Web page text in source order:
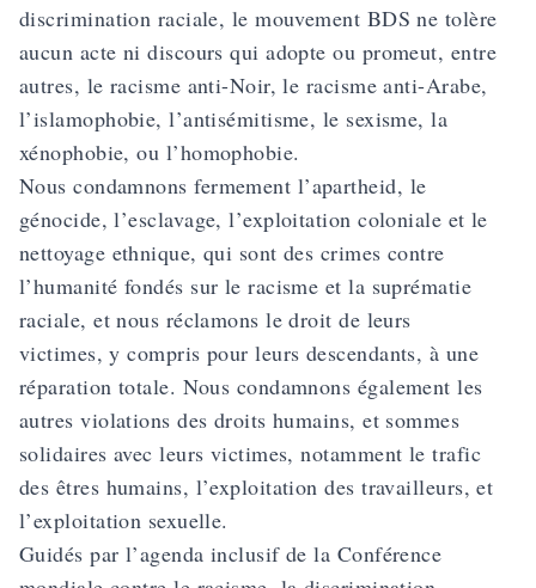
discrimination raciale, le mouvement BDS ne tolère
aucun acte ni discours qui adopte ou promeut, entre
autres, le racisme anti-Noir, le racisme anti-Arabe,
l’islamophobie, l’antisémitisme, le sexisme, la
xénophobie, ou l’homophobie.
Nous condamnons fermement l’apartheid, le
génocide, l’esclavage, l’exploitation coloniale et le
nettoyage ethnique, qui sont des crimes contre
l’humanité fondés sur le racisme et la suprématie
raciale, et nous réclamons le droit de leurs
victimes, y compris pour leurs descendants, à une
réparation totale. Nous condamnons également les
autres violations des droits humains, et sommes
solidaires avec leurs victimes, notamment le trafic
des êtres humains, l’exploitation des travailleurs, et
l’exploitation sexuelle.
Guidés par l’agenda inclusif de la Conférence